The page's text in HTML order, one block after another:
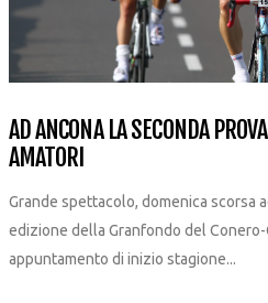
AD ANCONA LA SECONDA
AMATORI
Grande spettacolo, domenica scorsa
edizione della Granfondo del
appuntamento di inizio stagione...